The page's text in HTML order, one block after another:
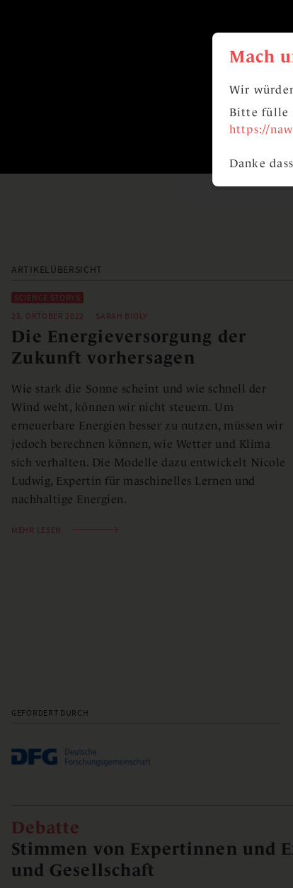
ARTIKELÜBERSICHT
SCIENCE STORYS
25. OKTOBER 2022
SARAH BIOLY
Die Energieversorgung der
Zukunft vorhersagen
Wie stark die Sonne scheint und wie schnell der
Wind weht, können wir nicht steuern. Um
erneuerbare Energien besser zu nutzen, müssen wir
jedoch berechnen können, wie Wetter und Klima
sich verhalten. Die Modelle dazu entwickelt Nicole
Ludwig, Expertin für maschinelles Lernen und
nachhaltige Energien.
MEHR LESEN
GEFÖRDERT DURCH
Debatte
Stimmen von Expertinnen und
und Gesellschaft
Mach
Wir
Bitte fülle
https://
Danke